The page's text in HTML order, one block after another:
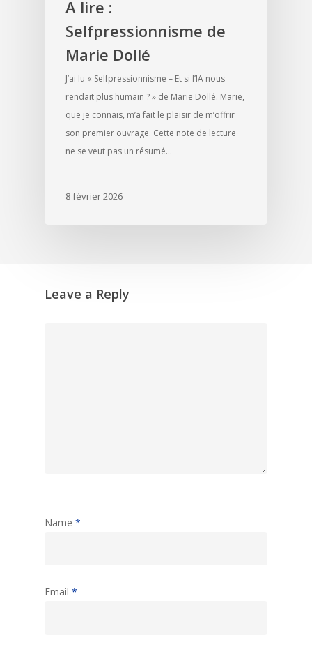
A lire :
Selfpressionnisme de
Marie Dollé
J’ai lu « Selfpressionnisme – Et si l’IA nous
rendait plus humain ? » de Marie Dollé. Marie,
que je connais, m’a fait le plaisir de m’offrir
son premier ouvrage. Cette note de lecture
ne se veut pas un résumé…
8 février 2026
Leave a Reply
Name *
Email *